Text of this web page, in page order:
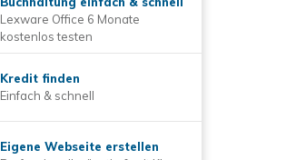
Lexware Office 6 Monate
kostenlos testen
Kredit finden
Einfach & schnell
Eigene Webseite erstellen